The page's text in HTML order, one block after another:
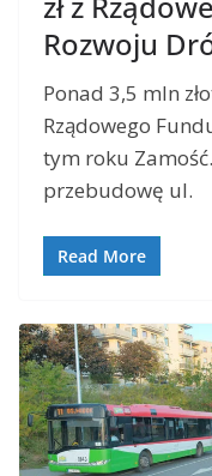
Rozwoju
Ponad 3,5 mln
Rządowego
tym roku
przebudowę ul.
Read More